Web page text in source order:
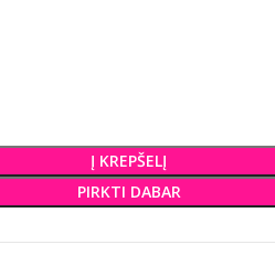
Į KREPŠELĮ
PIRKTI DABAR